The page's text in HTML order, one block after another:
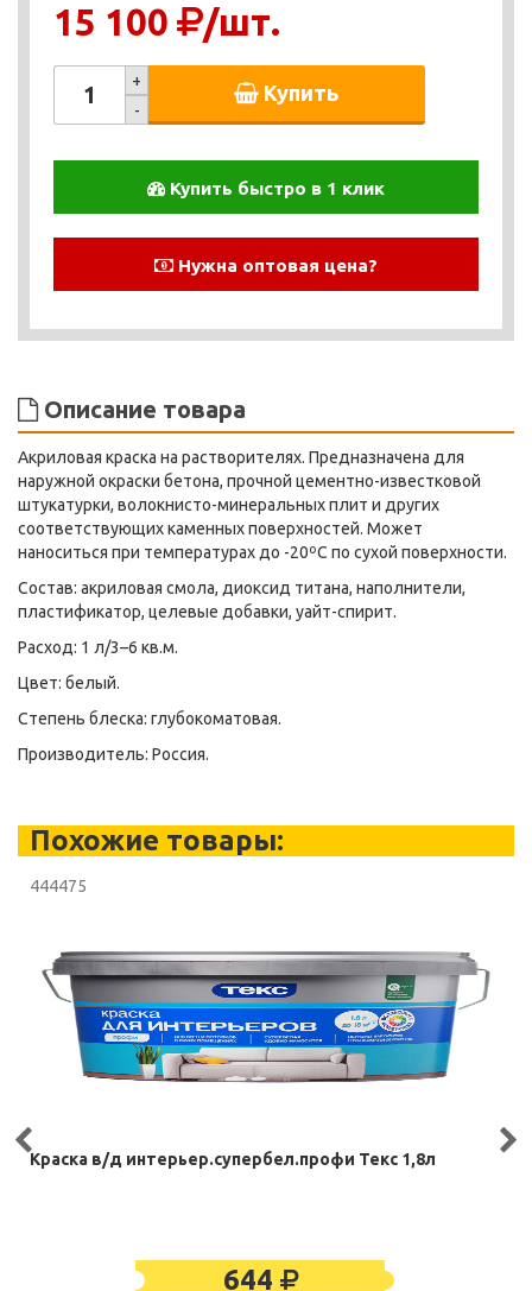
15 100 /шт.
+
-
Купить
Купить быстро в 1 клик
Нужна оптовая цена?
Описание товара
Акриловая краска на растворителях. Предназначена для
наружной окраски бетона, прочной цементно-известковой
штукатурки, волокнисто-минеральных плит и других
соответствующих каменных поверхностей. Может
наноситься при температурах до -20ºС по сухой поверхности.
Состав: акриловая смола, диоксид титана, наполнители,
пластификатор, целевые добавки, уайт-спирит.
Расход: 1 л/3–6 кв.м.
Цвет: белый.
Степень блеска: глубокоматовая.
Производитель: Россия.
Похожие товары:
444475
Краска в/д интерьер.супербел.профи Текс 1,8л
644